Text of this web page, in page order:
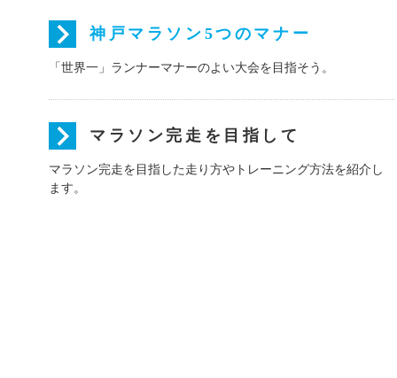
神戸マラソン5つのマナー
「世界一」ランナーマナーのよい大会を目指そう。
マラソン完走を目指して
マラソン完走を目指した走り方やトレーニング方法を紹介し
ます。